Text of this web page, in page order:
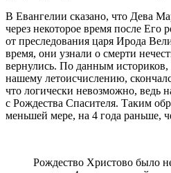
В Евангелии сказано, что Дева
через некоторое время после Его
от преследования царя Ирода
время, они узнали о смерти
вернулись. По данным
нашему летоисчислению,
что логически невозможно, ведь
с Рождества Спасителя. Таким
меньшей мере, на 4 года раньше,
Рождество Христово было